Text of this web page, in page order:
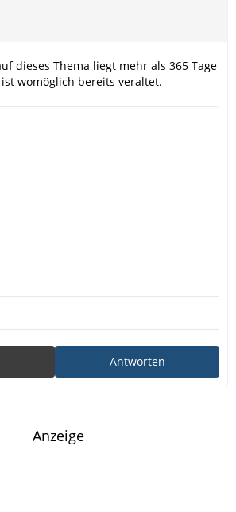
dieses Thema liegt mehr als 365 Tage
womöglich bereits veraltet.
Antworten
Anzeige